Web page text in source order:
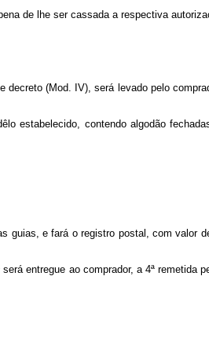
de lhe ser cassada a respectiva
(Mod. IV), será levado pelo
estabelecido, contendo algodão
guias, e fará o registro postal, com valor
entregue ao comprador, a 4ª remetida